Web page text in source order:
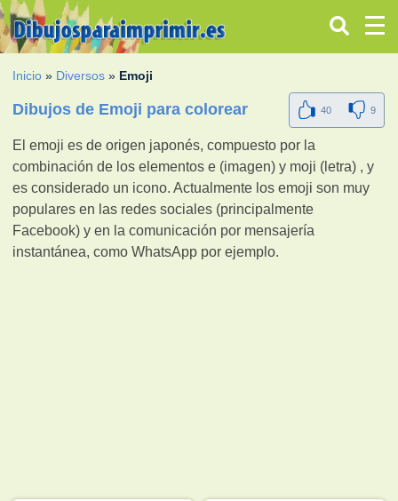
Inicio » Diversos » Emoji
Dibujos de Emoji para colorear 40 9
El emoji es de origen japonés, compuesto por la
combinación de los elementos e (imagen) y moji (letra) , y
es considerado un icono. Actualmente los emoji son muy
populares en las redes sociales (principalmente
Facebook) y en la comunicación por mensajería
instantánea, como WhatsApp por ejemplo.